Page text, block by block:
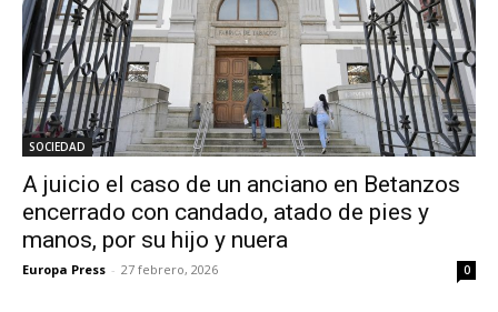
SOCIEDAD
A juicio el caso de un anciano en Betanzos
encerrado con candado, atado de pies y
manos, por su hijo y nuera
Europa Press - 27 febrero, 2026 0